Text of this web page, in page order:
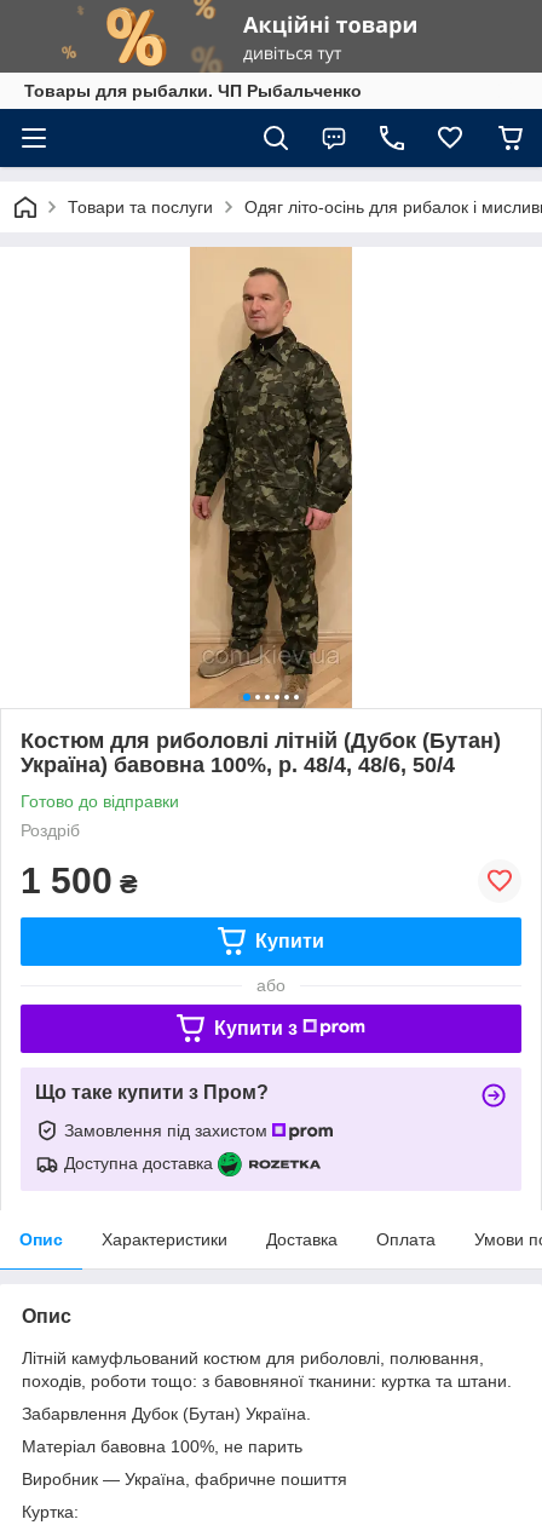
Товары для рыбалки. ЧП Рыбальченко
Товари та послуги Одяг літо-осінь для рибалок і
Костюм для риболовлі літній (Дубок (Бутан)
Україна) бавовна 100%, р. 48/4, 48/6, 50/4
Готово до відправки
Роздріб
1 500 ₴
Купити
або
Купити з
Що таке купити з Пром?
Замовлення під захистом
Доступна доставка
Опис Характеристики Доставка Оплата Умови
Опис
Літній камуфльований костюм для риболовлі, полювання,
походів, роботи тощо: з бавовняної тканини: куртка та штани.
Забарвлення Дубок (Бутан) Україна.
Матеріал бавовна 100%, не парить
Виробник — Україна, фабричне пошиття
Куртка: